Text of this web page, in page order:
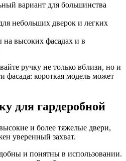
вариант для большинства
небольших дверок и легких
высоких фасадах и в
ручку не только вблизи, но и
фасада: короткая модель может
для гардеробной
и более тяжелые двери,
уверенный захват.
и понятны в использовании.